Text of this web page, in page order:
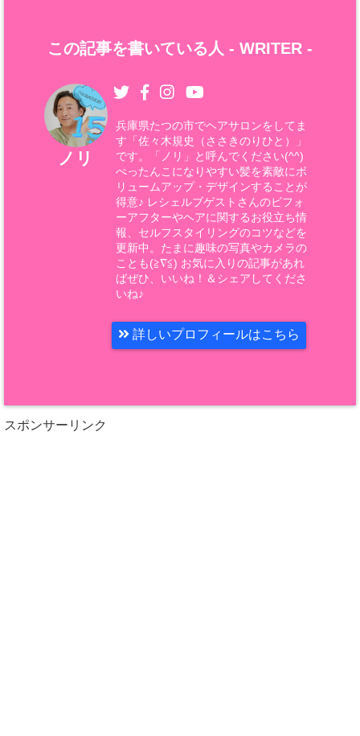
この記事を書いている人 - WRITER -
ノリ
兵庫県たつの市でヘアサロンをしてま
す「佐々木規史（ささきのりひと）」
です。「ノリ」と呼んでください(^^)
ぺったんこになりやすい髪を素敵にボ
リュームアップ・デザインすることが
得意♪ レシェルブゲストさんのビフォ
ーアフターやヘアに関するお役立ち情
報、セルフスタイリングのコツなどを
更新中。たまに趣味の写真やカメラの
ことも(≧∇≦) お気に入りの記事があれ
ばぜひ、いいね！＆シェアしてくださ
いね♪
詳しいプロフィールはこちら
スポンサーリンク